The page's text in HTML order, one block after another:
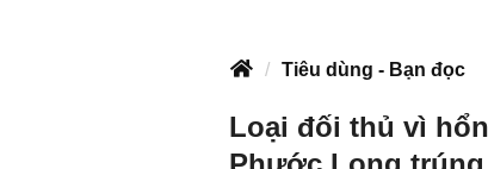
Tiêu dùng - Bạn đọc
Loại đối thủ vì